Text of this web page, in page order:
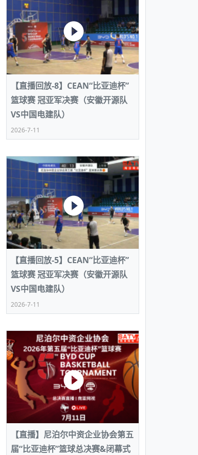
南亚网视丨《米拉看中国》 第四集：大美中国 山
河娇娆（上）
（实况2）
尼泊尔中资企业协会举办第二届“华为杯”篮球赛
（实况1）
历-经历冲突和政变，确保中国维和人员
南亚网视｜成锡忠看世界 佩洛西行程未包含台
湾，两大细节显示，她内心并未彻底放弃访
南亚网视｜成锡忠看世界 佩洛西今晚抵台？美航
母快速向台海集结，解放军得用实际行动
香港卫视南亚网视《一周新闻综述》2023第21期
（总第037期）
香港卫视南亚网视《一周新闻综述》2023第20期
（总第036期）
香港卫视南亚网视《一周新闻综述》2023第19期
（总第035期）
CCTV-4尼泊尔加德满都观众俱乐部祝全球华侨华
人新年快乐、龙年大吉！
CCTV-4主持人2024新年祝词
2024年央视春晚宣传片
《2023中央广播电视总台春节联欢晚会》01（央
视授权南亚网视直播）
《欢迎来加德满都过大年》参赛视频 探索秘境尼
泊尔
《欢迎来加德满都过大年》参赛视频 欢迎到加德
满都过春节宣传片
视频：加德满都大学孔子学院举办龙年春节庆祝活
《欢迎来加德满都过大年》短视频参赛作品展播
第三届中尼媒体峰会：新中国成立75周年恭贺视
频
第三届中尼媒体峰会：我爱你中国
第三届中尼媒体峰会：尼泊尔学生合唱“我爱你中
国”
75周年
同庆新岁·共享未来——2026新年祝福视频合辑
尼泊尔华侨华人协会新年恭贺视频
尼泊尔中国文化中心新年恭贺视频
新希望尼泊尔农业经济有限公司新年恭贺视频
【直播回放-10】CEAN“比亚迪杯”篮球赛闭幕式
【直播回放-11】CEAN“比亚迪杯”篮球赛闭幕式
【直播回放-7】CEAN“比亚迪杯”篮球赛 冠亚军决
赛（安徽开源队VS中国电建队）
【直播回放-8】CEAN“比亚迪杯”篮球赛 冠亚军决
赛（安徽开源队VS中国电建队）
【直播回放-9】CEAN“比亚迪杯”篮球赛闭幕式
辛哈杜巴宫的故事：从烈焰到重生
中国四川龙舟队包揽首届“中尼友谊龙舟赛”双冠
喜马拉雅航空荣获国际IOSA认证
俄乌軍事冲突专题/南亚网视国际丨
署：过去10天超150万乌克兰难民
俄媒：俄军已掌控乌制空权 俄乌代
地
停火撤军问题暂未谈拢，俄乌一致
俄媒：俄军已掌控乌制空权 俄乌代
地
成锡忠看世界
南亚网视｜成锡忠看世界 我亲历的
事件一：孟加拉前总统被军人暗杀
南亚网视｜成锡忠看世界 从安倍晋
看暗杀工具的演变，枪支最流行却
南亚网视｜成锡忠看世界 斯里兰卡
打算继续向中印寻求信贷支持，中
南亚网视｜成锡忠看世界 巴基斯坦
走访慰问在尼联谊企业
南亚网视SATV丨“走访在尼联谊企
锟铧农业在尼打造中国式高科技示范
南亚网视SATV丨“走访在尼联谊企
哥拿巴迪砖业有限公司销售量创新高
南亚网视SATV丨“走访在尼联谊企业
第十三批援尼医疗队 传承中国医疗
走访红狮希望 恰逢企业为员工生日
2022北京冬奥会
好消息！由南亚网视拍摄制作的尼
贺北京冬奥视频被中国外交部采用
尼泊尔滑雪健儿备战2022北京冬奥
丝合酒店宝石湖宾馆
南亚网视 SATV | 侯艳琪大使出席
南亚网视 SATV | 中国作家雪漠尼
小说精选》新书发布暨座谈交流会
尼泊尔丝合酒店宝石湖宾馆今日开业
中共百年华诞 专家：中国共产党百年历程中与侨
中国共产党百年华诞的世界期待
共产党建党100周年大合唱《我爱
尼泊尔中资企业协会、华侨华人协
泊尔报纸发表建党百年专版
雪漠
长篇叙事诗《娑萨朗》新书发布暨
中国作家雪漠尼文版《雪漠小说精
版发行
雪漠为癌症患者写《爱不落下》
早起，是成长的基本素质——“早读
播间引热议
尼泊尔开始为老年人接种中国援助
大疫之下的仁爱之心 对话中尼人民
尼泊尔首都加德满都新冠疫情封锁
13日
南亚网络电视丨日本网课老师录视
程淡定坐在原地看身后书落一地
南亚网络电视丨日本突发7.1级大地
京福岛震感强烈 门窗剧烈摇晃
南亚网络电视丨日本海域发生7.1级
显震感 有居民家中一片狼藉
南亚网络电视丨日本7.3级强震或为
余震 福岛第二核电站冷却水轻微泄
尼泊尔政治动荡
南亚网络电视丨火烧出租车、60人
系发起的大罢工影响了尼泊尔正常
火烧出租车、60人逮捕、 普尼派系
影响了尼泊尔正常生活
尼泊尔两个共产主义派别的争端将
尼泊尔共产党法律纠纷可能引发更
尼泊尔示威游行升级 奥利政府全面
抗议者
世界互联网大会
世界互联网大会•互联网发展论坛
南亚网络电视丨世界互联网大会
啥？
南亚网络电视丨世界互联网大会·互
在乌镇开幕
南亚网络电视丨第六届世界互联网
是什么样？世界互联网大会告诉你
第三届上海进博会甘肃风
彩
南亚网络电视丨三届进博会-上海综
见魅力上海”
南亚网络电视｜打开这些第三届进
的环保袋 猜猜里面有什么惊喜？
南亚网络电视 丨第三届进博会开幕
发表讲话并致辞
瑞卡.塔帕Rekha Thapa
南亚网络电视丨瑞卡 塔帕Rekha
主演电影片段欣赏（1）
南亚网络电视丨瑞卡 塔帕Rekha
主演电影片段欣赏（2）
瑞卡.塔帕：一个魅力四射的尼泊尔
人文一带一路与南亚七国 推动华侨华人更好践行人类命运共
丝合组织SICO洪宏先生解读一带一
过程（第一集〉
南亚商报 丝合国际在线丨疫情、浓
报道一：点提卡
快乐尼泊尔 2020德赛节
尼泊尔最大的节日达沙因（
帕塔纳举行
尼泊尔德赛节
南亚网络电视丨世界互联网大会·互
在乌镇开幕
南亚网络电视丨第六届世界互联网
是什么样？世界互联网大会告诉你
堰绿松石文化展》在西安大唐西市博物馆
正式对外开放。
【直播回放-8】CEAN“比亚迪杯”
篮球赛 冠亚军决赛（安徽开源队
VS中国电建队）
2026-7-11
【直播回放-5】CEAN“比亚迪杯”
篮球赛 冠亚军决赛（安徽开源队
VS中国电建队）
2026-7-11
【直播】尼泊尔中资企业协会第五
届“比亚迪杯”篮球总决赛&闭幕式